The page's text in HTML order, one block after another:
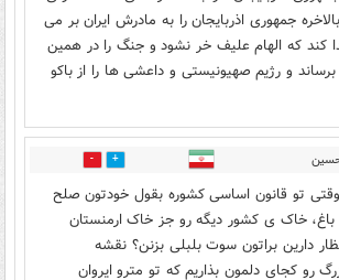
جمهوری اذربایجان را به مادرش ایران بر می
کند که الهام علیف خر نشود و جنگ را در همین
برساند و رژیم صهیونیستی و داعشی ها را از باکو
8
تو قانون اساسی کشوره بقول خودتون صلح
باغ، خاک ی کشور دیگه رو جز خاک ارمنستان
دارین براتون سوت بلبلی بزنن؟ نقشه
رو کجای دلمون بذاریم که تو مترو ایروان